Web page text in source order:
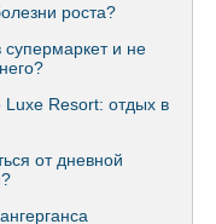
роста?
супермаркет и не
Resort: отдых в
от дневной